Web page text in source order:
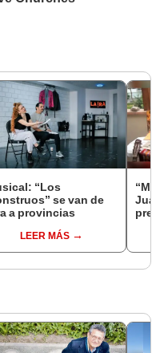
“Los
se van de
a provincias
LEER MÁS
Juan